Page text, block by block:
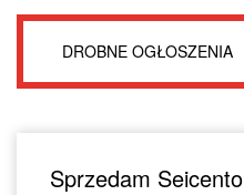
DROBNE OGŁOSZENIA
Sprzedam Seicento